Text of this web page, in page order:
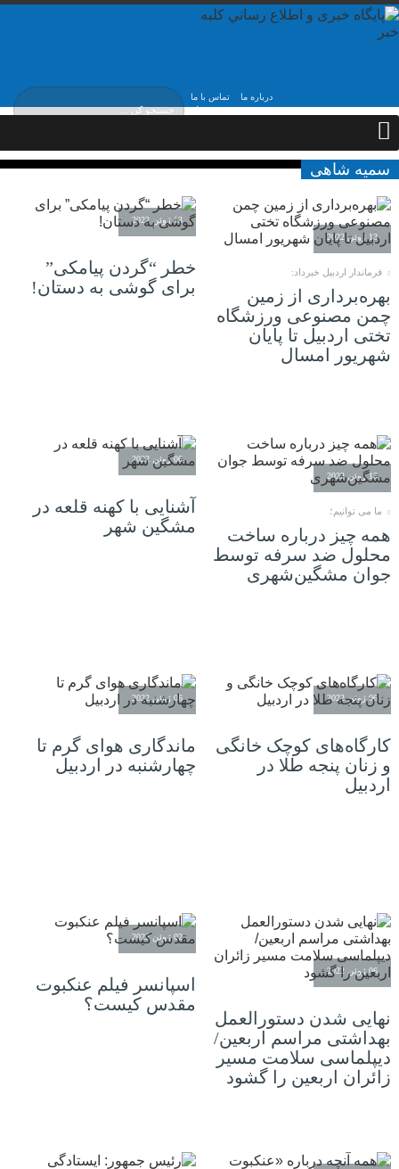
تماس با ما درباره ما
پنج شنبه, ۱۵ مرداد ,
سمیه شاهی
13 ژوئن 2022
فرماندار اردبیل خبرداد:
بهره‌برداری از زمین
چمن مصنوعی ورزشگاه
تختی اردبیل تا پایان
شهریور امسال
13 ژوئن 2022
خطر “گردن پیامکی”
برای گوشی به دستان!
13 ژوئن 2022
ما می توانیم؛
همه چیز درباره ساخت
محلول ضد سرفه توسط
جوان مشگین‌شهری
06 ژوئن 2022
آشنایی با کهنه قلعه در
مشگین شهر
06 ژوئن 2022
کارگاه‌های کوچک خانگی
و زنان پنجه طلا در
اردبیل
06 ژوئن 2022
ماندگاری هوای گرم تا
چهارشنبه در اردبیل
06 ژوئن 2022
نهایی شدن دستورالعمل
بهداشتی مراسم اربعین/
دیپلماسی سلامت مسیر
زائران اربعین را گشود
02 ژوئن 2022
اسپانسر فیلم عنکبوت
مقدس کیست؟